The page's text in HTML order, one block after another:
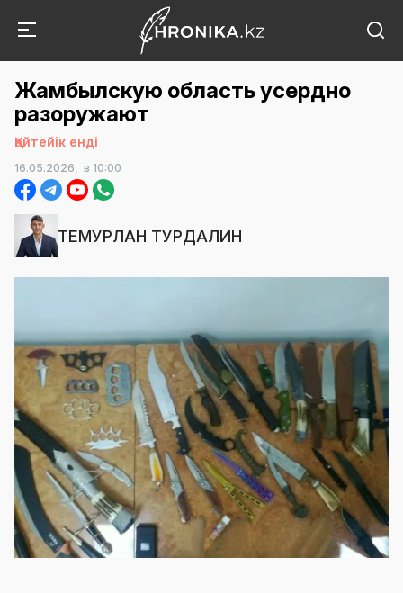
Жамбылскую область усердно
разоружают
Қайтейік енді
16.05.2026, в 10:00
ТЕМУРЛАН ТУРДАЛИН